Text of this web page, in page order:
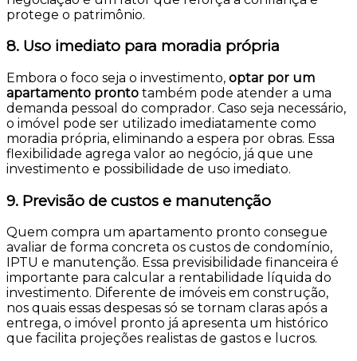
protege o patrimônio.
8. Uso imediato para moradia própria
Embora o foco seja o investimento, optar por um
apartamento pronto também pode atender a uma
demanda pessoal do comprador. Caso seja necessário,
o imóvel pode ser utilizado imediatamente como
moradia própria, eliminando a espera por obras. Essa
flexibilidade agrega valor ao negócio, já que une
investimento e possibilidade de uso imediato.
9. Previsão de custos e manutenção
Quem compra um apartamento pronto consegue
avaliar de forma concreta os custos de condomínio,
IPTU e manutenção. Essa previsibilidade financeira é
importante para calcular a rentabilidade líquida do
investimento. Diferente de imóveis em construção,
nos quais essas despesas só se tornam claras após a
entrega, o imóvel pronto já apresenta um histórico
que facilita projeções realistas de gastos e lucros.